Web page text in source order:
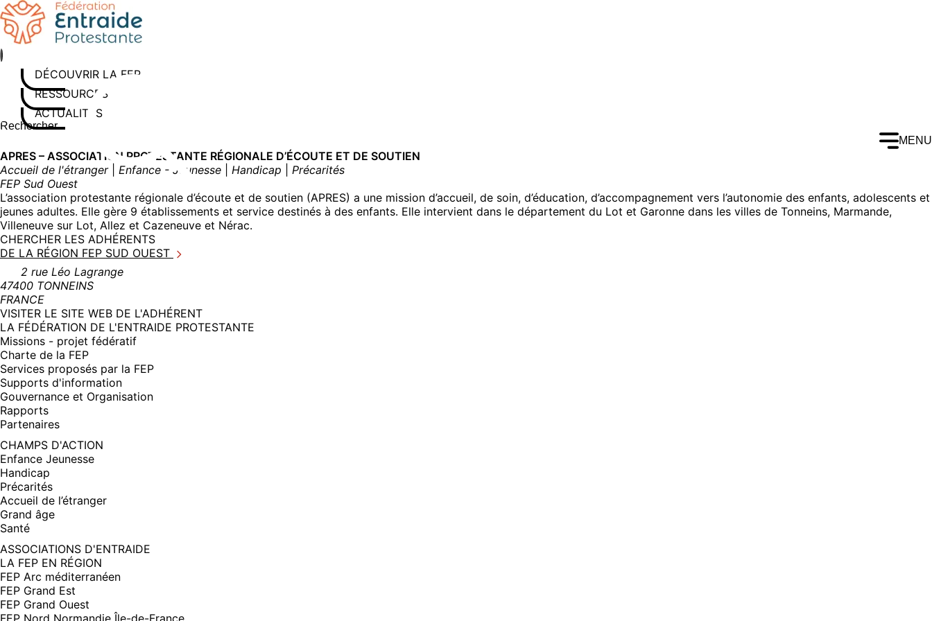
Aller
au
contenu
DÉCOUVRIR LA FEP
RESSOURCES
ACTUALITÉS
Rechercher sur le site
Saisissez au moins 3 caractères pour lancer la recherche
MENU
APRES – ASSOCIATION PROTESTANTE RÉGIONALE D’ÉCOUTE ET DE SOUTIEN
Accueil de l'étranger| Enfance - Jeunesse Handicap
Précarités
FEP Sud Ouest
L’association protestante régionale d’écoute et de soutien (APRES) a une mission d’accueil, de soin, d’éducation, d’accompagnement vers l’autonomie des enfants, adolescents et
jeunes adultes. Elle gère 9 établissements et service destinés à des enfants. Elle intervient dans le département du Lot et Garonne dans les villes de Tonneins, Marmande,
Villeneuve sur Lot, Allez et Cazeneuve et Nérac.
CHERCHER LES ADHÉRENTS
DE LA RÉGION FEP SUD OUEST
2 rue Léo Lagrange
47400 TONNEINS
FRANCE
VISITER LE SITE WEB DE L'ADHÉRENT(NOUVELLE
FENÊTRE)
LA FÉDÉRATION DE L'ENTRAIDE PROTESTANTE
Missions - projet fédératif
Charte de la FEP
Services proposés par la FEP
Supports d'information
Gouvernance et Organisation
Rapports
Partenaires
CHAMPS D'ACTION
Enfance Jeunesse
Handicap
Précarités
Accueil de l’étranger
Grand âge
Santé
ASSOCIATIONS D'ENTRAIDE
LA FEP EN RÉGION
FEP Arc méditerranéen
FEP Grand Est
FEP Grand Ouest
FEP Nord Normandie Île-de-France